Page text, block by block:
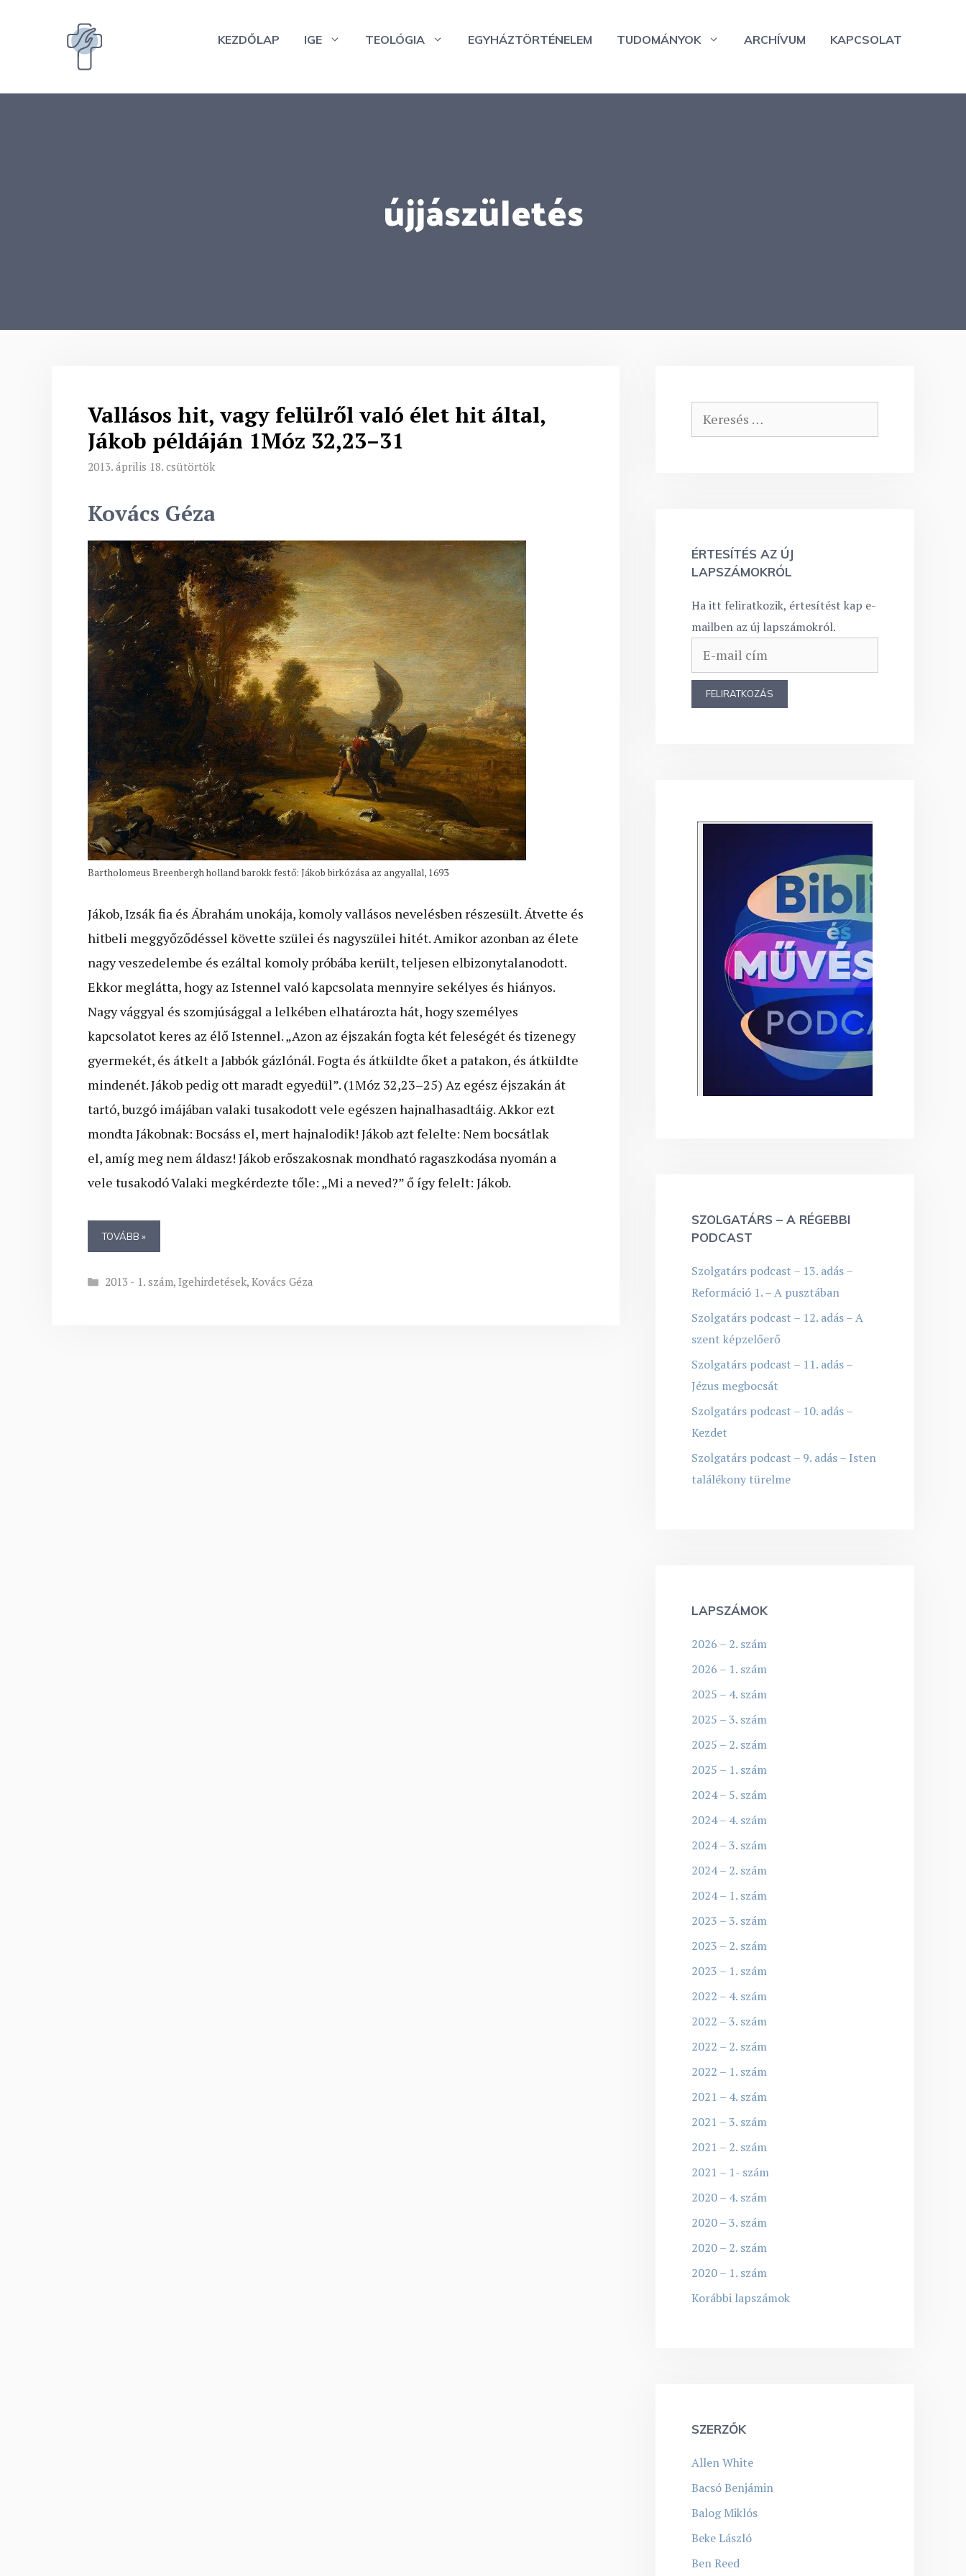
KEZDŐLAP IGE TEOLÓGIA EGYHÁZTÖRTÉNELEM TUDOMÁNYOK ARCHÍVUM KAPCSOLAT
újjászületés
Vallásos hit, vagy felülről való élet hit által,
Jákob példáján 1Móz 32,23–31
2013. április 18. csütörtök
Kovács Géza
Bartholomeus Breenbergh holland barokk festő: Jákob birkózása az angyallal, 1693
Jákob, Izsák fia és Ábrahám unokája, komoly vallásos nevelésben részesült. Átvette és
hitbeli meggyőződéssel követte szülei és nagyszülei hitét. Amikor azonban az élete
nagy veszedelembe és ezáltal komoly próbába került, teljesen elbizonytalanodott.
Ekkor meglátta, hogy az Istennel való kapcsolata mennyire sekélyes és hiányos.
Nagy vággyal és szomjúsággal a lelkében elhatározta hát, hogy személyes
kapcsolatot keres az élő Istennel. „Azon az éjszakán fogta két feleségét és tizenegy
gyermekét, és átkelt a Jabbók gázlónál. Fogta és átküldte őket a patakon, és átküldte
mindenét. Jákob pedig ott maradt egyedül”. (1Móz 32,23–25) Az egész éjszakán át
tartó, buzgó imájában valaki tusakodott vele egészen hajnalhasadtáig. Akkor ezt
mondta Jákobnak: Bocsáss el, mert hajnalodik! Jákob azt felelte: Nem bocsátlak
el, amíg meg nem áldasz! Jákob erőszakosnak mondható ragaszkodása nyomán a
vele tusakodó Valaki megkérdezte tőle: „Mi a neved?” ő így felelt: Jákob.
TOVÁBB »
Kategória
2013 - 1. szám,Igehirdetések,Kovács Géza
Keresés:
ÉRTESÍTÉS AZ ÚJ
LAPSZÁMOKRÓL
Ha itt feliratkozik, értesítést kap e-
mailben az új lapszámokról.
SZOLGATÁRS – A RÉGEBBI
PODCAST
Szolgatárs podcast – 13. adás –
Reformáció 1. – A pusztában
Szolgatárs podcast – 12. adás – A
szent képzelőerő
Szolgatárs podcast – 11. adás –
Jézus megbocsát
Szolgatárs podcast – 10. adás –
Kezdet
Szolgatárs podcast – 9. adás – Isten
találékony türelme
LAPSZÁMOK
2026 – 2. szám
2026 – 1. szám
2025 – 4. szám
2025 – 3. szám
2025 – 2. szám
2025 – 1. szám
2024 – 5. szám
2024 – 4. szám
2024 – 3. szám
2024 – 2. szám
2024 – 1. szám
2023 – 3. szám
2023 – 2. szám
2023 – 1. szám
2022 – 4. szám
2022 – 3. szám
2022 – 2. szám
2022 – 1. szám
2021 – 4. szám
2021 – 3. szám
2021 – 2. szám
2021 – 1- szám
2020 – 4. szám
2020 – 3. szám
2020 – 2. szám
2020 – 1. szám
Korábbi lapszámok
SZERZŐK
Allen White
Bacsó Benjámin
Balog Miklós
Beke László
Ben Reed